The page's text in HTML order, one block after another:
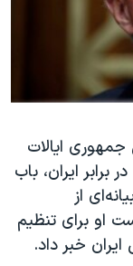
ایالات
ایران، باب
از
او برای تنظیم
خبر داد.